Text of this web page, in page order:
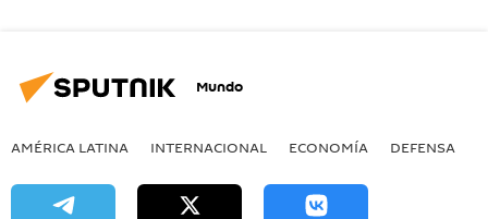
Mundo
AMÉRICA LATINA INTERNACIONAL ECONOMÍA DEFENSA